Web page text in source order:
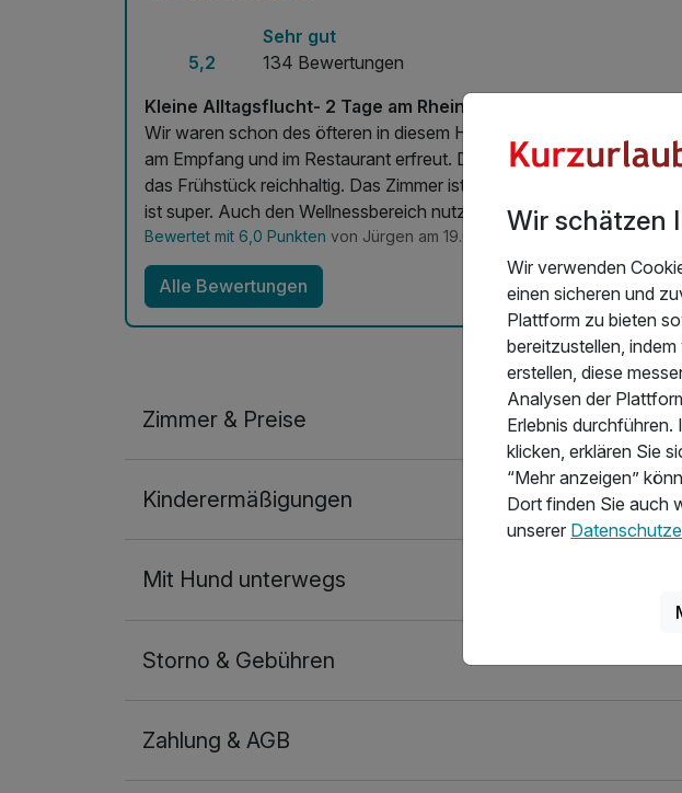
5,2
Sehr gut
134 Bewertungen
Kleine Alltagsflucht- 2 Tage am Rhein
Wir waren schon des öfteren in diesem Hotel zu Gast und sind jedes
am Empfang und im Restaurant erfreut. Das Abendessen
das Frühstück reichhaltig. Das Zimmer ist sehr ruhig und die
ist super. Auch den Wellnessbereich nutzen wir bei unseren
Bewertet mit 6,0 Punkten von Jürgen am 19.04.2026
Alle Bewertungen
Zimmer & Preise
2 Erwachsene
Kinderermäßigungen
Mit Hund unterwegs
Storno & Gebühren
Zahlung & AGB
Wir schätzen
Wir verwenden
einen sicheren und
Plattform zu bieten
bereitzustellen,
erstellen, diese
Analysen der
Erlebnis
klicken, erklären Sie
“Mehr anzeigen”
Dort finden Sie auch
unserer